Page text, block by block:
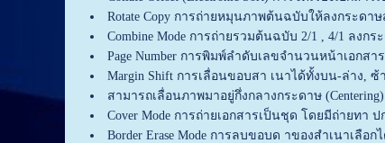
Rotate Copy การถ่ายหมุนภาพต้นฉบับให้ลงกระดาษ
Combine Mode การถ่ายรวมต้นฉบับ 2/1 , 4/1 ลง
Page Number การพิมพ์ลำดับเลขจำนวนหน้าเอกสาร
Margin Shift การเลื่อนขอบสา เนาได้ทั้งบน-ล่าง, ซ้
สามารถเลื่อนภาพมาอยู่กึ่งกลางกระดาษ
Cover Mode การถ่ายเอกสารเป็นชุด โดยมีถ่ายทา
Border Erase Mode การลบขอบด าของสำเนาเลื